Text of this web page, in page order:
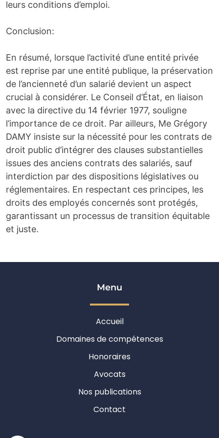
leurs conditions d’emploi.
Conclusion:
En résumé, lorsque l’activité d’une entité privée
est reprise par une entité publique, la préservation
de l’ancienneté d’un salarié devient un aspect
crucial à considérer. Le Conseil d’État, en liaison
avec la directive du 14 février 1977, souligne
l’importance de ce droit. Par ailleurs, Me Grégory
DAMY insiste sur la nécessité pour les contrats de
droit public d’intégrer des clauses substantielles
issues des anciens contrats des salariés, sauf
interdiction par des dispositions législatives ou
réglementaires. En respectant ces principes, les
droits des employés concernés sont protégés,
garantissant un processus de transition équitable
et juste.
Menu
Accueil
Domaines de compétences
Honoraires
Avocats
Nos publications
Contact